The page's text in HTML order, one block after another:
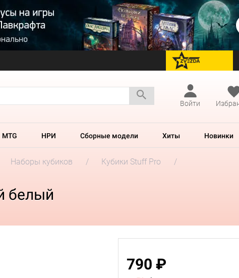
перейти на Zvezda
Войти
MTG НРИ Сборные модели Хиты Новинки
Наборы кубиков
Кубики Stuff Pro
белый
790 ₽